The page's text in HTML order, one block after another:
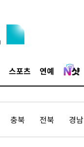
스포츠 연예
충북 전북 경남